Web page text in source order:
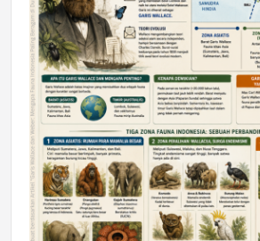
Jumat, 10 Jul 2026 19:01